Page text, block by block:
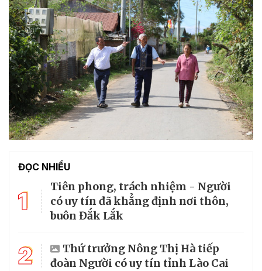
ĐỌC NHIỀU
1
Tiên phong, trách nhiệm - Người
có uy tín đã khẳng định nơi thôn,
buôn Đắk Lắk
2
Thứ trưởng Nông Thị Hà tiếp
đoàn Người có uy tín tỉnh Lào Cai